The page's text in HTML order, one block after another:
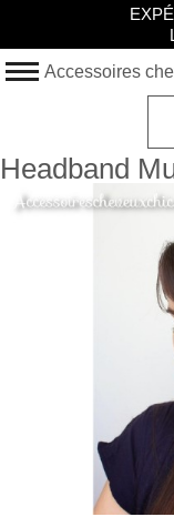
Accessoires
Headband